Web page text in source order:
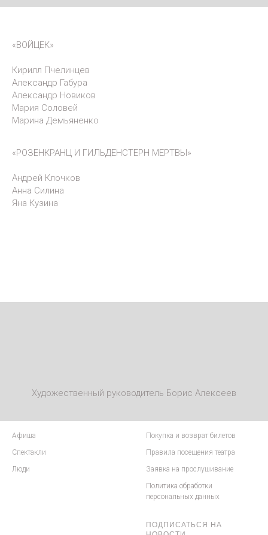
«ВОЙЦЕК»
Кирилл Пчелинцев
Александр Габура
Александр Новиков
Мария Соловей
Марина Демьяненко
«РОЗЕНКРАНЦ И ГИЛЬДЕНСТЕРН МЕРТВЫ»
Андрей Клочков
Анна Силина
Яна Кузина
Художественный руководитель Борис Алексеев
Афиша
Спектакли
Люди
Покупка и возврат билетов
Правила посещения театра
Заявка на прослушивание
Политика обработки
персональных данных
ПОДПИСАТЬСЯ НА